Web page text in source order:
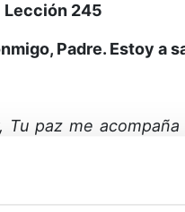
Lección 245
Padre. Estoy a
Tu paz me acompaña
desolado, al que
una pérdida, así
ser el portador